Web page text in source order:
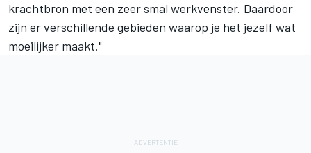
krachtbron met een zeer smal werkvenster. Daardoor
zijn er verschillende gebieden waarop je het jezelf wat
moeilijker maakt."